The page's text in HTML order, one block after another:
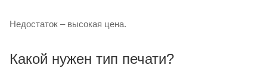
Недостаток – высокая цена.
Какой нужен тип печати?